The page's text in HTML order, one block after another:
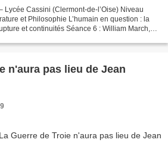
Lycée Cassini (Clermont-de-l’Oise) Niveau
et Philosophie L’humain en question : la
et continuités Séance 6 : William March,
n'aura pas lieu de Jean